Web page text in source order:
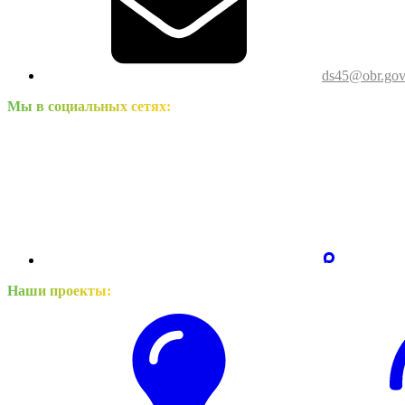
Мы в социальных сетях:
Наши проекты: